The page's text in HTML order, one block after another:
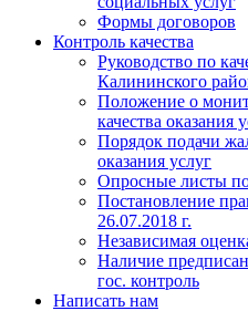
Формы договоров
Контроль качества
Руководство по
Калининского
Положение о
качества оказания
Порядок подачи
оказания услуг
Опросные листы
Постановление
26.07.2018 г.
Независимая
Наличие
гос. контроль
Написать нам